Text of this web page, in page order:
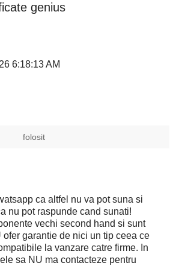
genius
6:18:13 AM
folosit
ca altfel nu va pot suna si
nu pot raspunde cand sunati!
vechi second hand si sunt
garantie de nici un tip ceea ce
la vanzare catre firme. In
sa NU ma contacteze pentru